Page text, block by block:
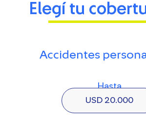
Elegí tu
Accidentes
Hasta
USD 20.000